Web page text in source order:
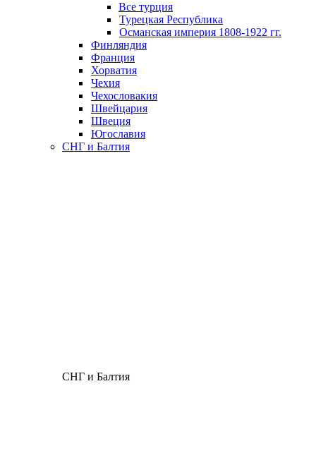
Все турция
Турецкая Республика
Османская империя 1808-1922 гг.
Финляндия
Франция
Хорватия
Чехия
Чехословакия
Швейцария
Швеция
Югославия
СНГ и Балтия
СНГ и Балтия